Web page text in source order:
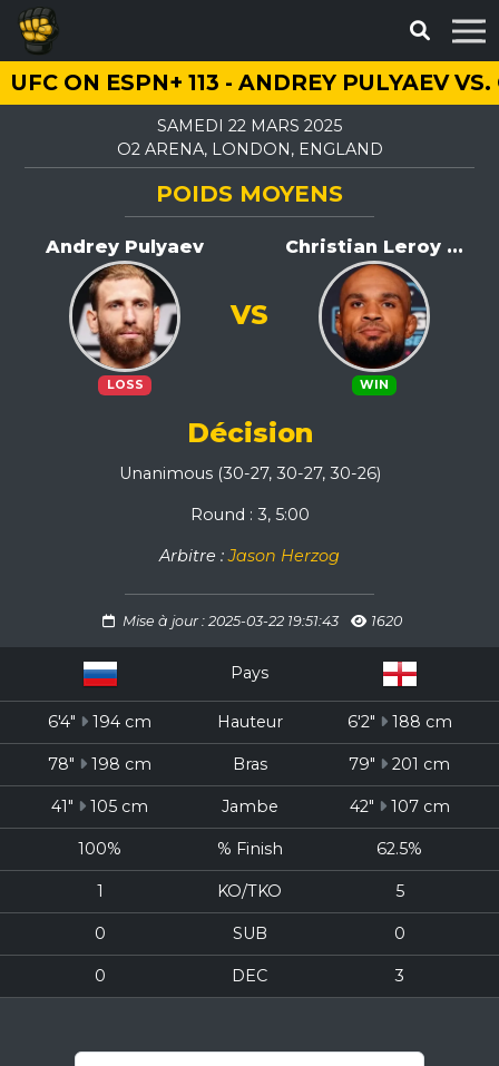
UFC ON ESPN+ 113 - ANDREY PULYAEV
SAMEDI 22 MARS 2025
O2 ARENA, LONDON, ENGLAND
POIDS MOYENS
Andrey Pulyaev
LOSS
Christian Leroy ...
WIN
VS
Décision
Unanimous (30-27, 30-27, 30-26)
Round : 3, 5:00
Arbitre :Jason Herzog
Mise à jour : 2025-03-22 19:51:43 1620
Pays
6'4" 194 cm Hauteur 6'2" 188 cm
78" 198 cm Bras 79" 201 cm
41" 105 cm Jambe 42" 107 cm
100% % Finish 62.5%
1 KO/TKO 5
0 SUB 0
0 DEC 3